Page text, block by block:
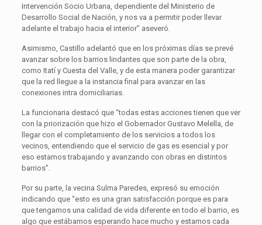
Intervención Socio Urbana, dependiente del Ministerio de
Desarrollo Social de Nación, y nos va a permitir poder llevar
adelante el trabajo hacia el interior” aseveró.
Asimismo, Castillo adelantó que en los próximas días se prevé
avanzar sobre los barrios lindantes que son parte de la obra,
como Itatí y Cuesta del Valle, y de esta manera poder garantizar
que la red llegue a la instancia final para avanzar en las
conexiones intra domiciliarias.
La funcionaria destacó que “todas estas acciones tienen que ver
con la priorización que hizo el Gobernador Gustavo Melella, de
llegar con el completamiento de los servicios a todos los
vecinos, entendiendo que el servicio de gas es esencial y por
eso estamos trabajando y avanzando con obras en distintos
barrios”.
Por su parte, la vecina Sulma Paredes, expresó su emoción
indicando que “esto es una gran satisfacción porque es para
que tengamos una calidad de vida diferente en todo el barrio, es
algo que estábamos esperando hace mucho y estamos cada